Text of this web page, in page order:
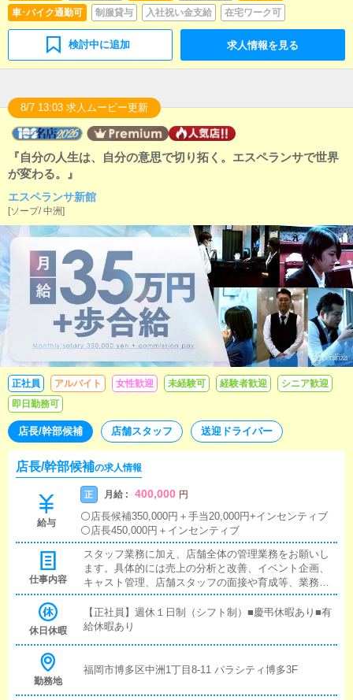
車･バイク通勤可
制服貸与 入社祝い金支給 在宅ワーク可
検討中に追加 求人情報を見る
8/7 13:03 求人ムービー更新
『自分の人生は、自分の意思で切り拓く。エスペランサで世界
が変わる。』
エスペランサ新館
[ソープ/中洲]
正社員 アルバイト 女性歓迎 未経験可 経験者歓迎
シニア歓迎
即日勤務可
店長/幹部候補 店舗スタッフ 送迎ドライバー
店長/幹部候補の求人情報
給与
正 月給 : 400,000 円
⚪店長候補350,000円＋手当20,000円+インセンティブ
⚪店長450,000円＋インセンティブ
仕事内容
スタッフ業務に加え、店舗全体の管理業務をお願いし
ます。具体的には売上の分析と改善、イベント企画、
キャスト管理、店舗スタッフの面接や育成等、業務は
多岐に渡ります。それらの業務をこなしながら、より
良い店舗にしていく様スタッフやキャストを一つにま
とめ全体のマネジメントをお願い出来たらと考えてお
休日休暇
【正社員】週休１日制（シフト制）■慶弔休暇あり■有
給休暇あり
勤務地
福岡市博多区中洲1丁目8-11 パラシティ博多3F